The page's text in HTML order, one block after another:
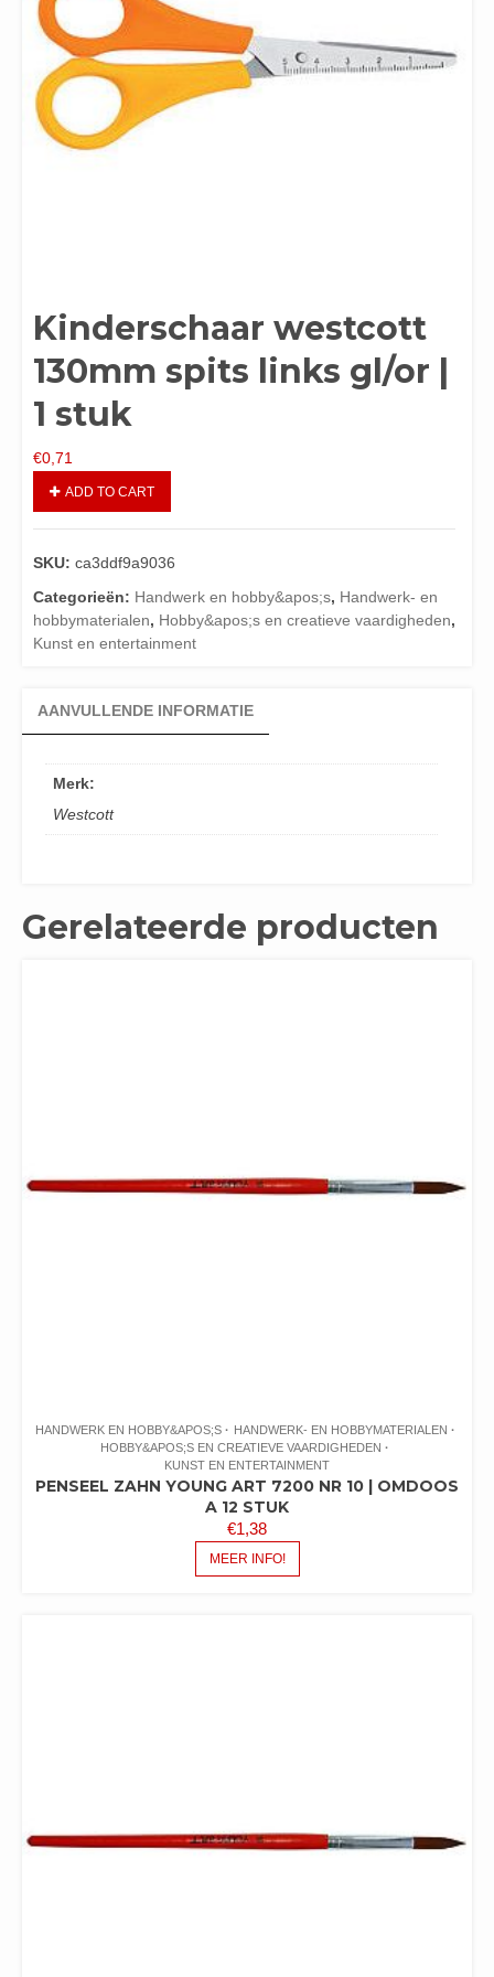
Kinderschaar westcott
130mm spits links gl/or |
1 stuk
€0,71
ADD TO CART
SKU: ca3ddf9a9036
Categorieën: Handwerk en hobby&apos;s, Handwerk- en
hobbymaterialen, Hobby&apos;s en creatieve vaardigheden,
Kunst en entertainment
AANVULLENDE INFORMATIE
Merk:
Westcott
Gerelateerde producten
HANDWERK EN HOBBY&APOS;S
HANDWERK- EN HOBBYMATERIALEN
HOBBY&APOS;S EN CREATIEVE VAARDIGHEDEN
KUNST EN ENTERTAINMENT
PENSEEL ZAHN YOUNG ART 7200 NR 10 | OMDOOS
A 12 STUK
€1,38
MEER INFO!